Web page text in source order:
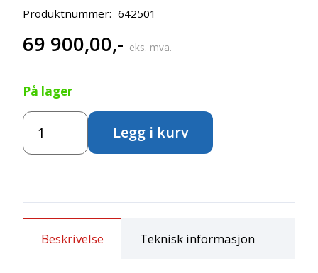
Produktnummer: 642501
69 900,00,- eks. mva.
På lager
Fredrik
m/rutsjebane
antall
Legg i kurv
Beskrivelse Teknisk informasjon